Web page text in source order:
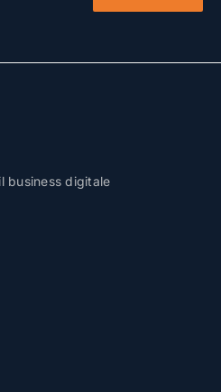
business digitale